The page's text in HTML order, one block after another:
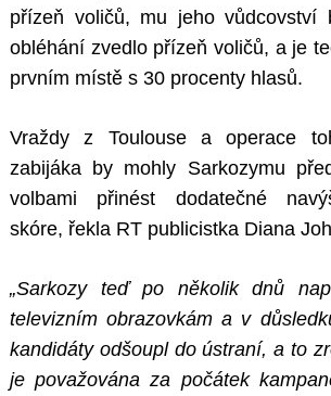
přízeň voličů, mu jeho vůdcovství
obléhání zvedlo přízeň voličů, a je
prvním místě s 30 procenty hlasů.
Vraždy z Toulouse a operace
zabijáka by mohly Sarkozymu
volbami přinést dodatečné
skóre, řekla RT publicistka Diana
„Sarkozy teď po několik dnů
televizním obrazovkám a v
kandidáty odšoupl do ústraní, a to
je považována za počátek